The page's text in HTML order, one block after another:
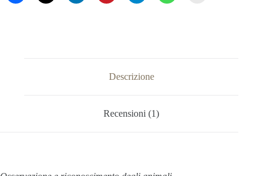
Descrizione
Recensioni (1)